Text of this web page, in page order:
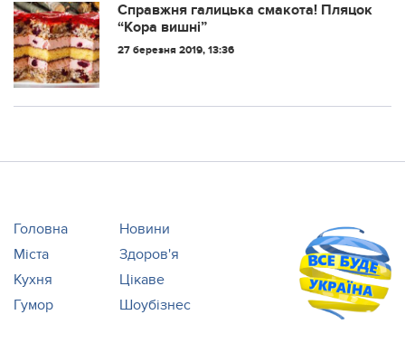
Справжня галицька смакота! Пляцок
“Кора вишні”
27 березня 2019, 13:36
Головна
Новини
Міста
Здоров'я
Кухня
Цікаве
Гумор
Шоубізнес